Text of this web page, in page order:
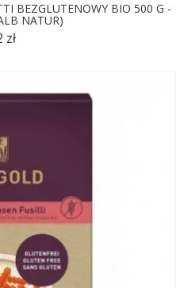
BEZGLUTENOWY BIO 500 G -
NATUR)
zł